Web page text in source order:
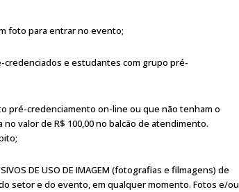
foto para entrar no evento;
e estudantes com grupo pré-
pré-credenciamento on-line ou que não tenham o
valor de R$ 100,00 no balcão de atendimento.
DE USO DE IMAGEM (fotografias e filmagens) de
setor e do evento, em qualquer momento. Fotos e/ou